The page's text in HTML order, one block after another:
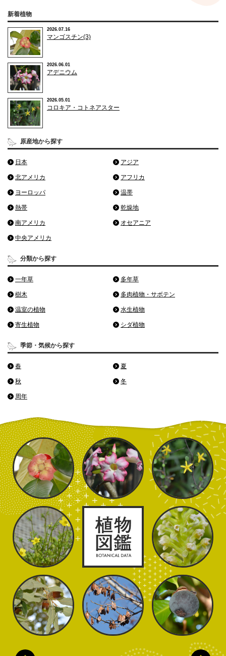
新着植物
2026.07.16
マンゴスチン(3)
2026.06.01
アデニウム
2026.05.01
コロキア・コトネアスター
原産地から探す
日本 アジア
北アメリカ アフリカ
ヨーロッパ 温帯
熱帯 乾燥地
南アメリカ オセアニア
中央アメリカ
分類から探す
一年草 多年草
樹木 多肉植物・サボテン
温室の植物 水生植物
寄生植物 シダ植物
季節・気候から探す
春 夏
秋 冬
周年